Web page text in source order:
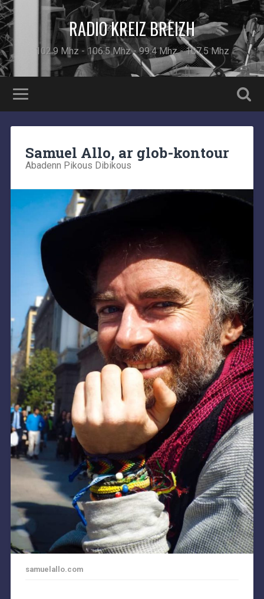
RADIO KREIZ BREIZH
102.9 Mhz - 106.5 Mhz - 99.4 Mhz - 107.5 Mhz
Samuel Allo, ar glob-kontour
Abadenn Pikous Dibikous
samuelallo.com